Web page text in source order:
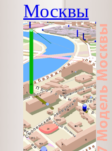
Москвы